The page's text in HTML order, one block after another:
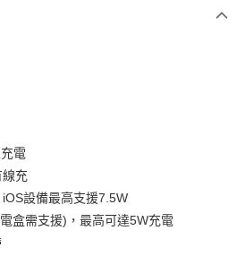
電
充
設備最高支援7.5W
盒需支援)，最高可達5W充電